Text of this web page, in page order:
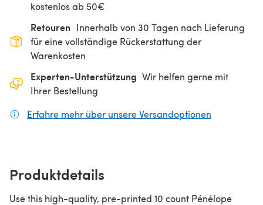
kostenlos ab 50€
Retouren Innerhalb von 30 Tagen nach Lieferung
für eine vollständige Rückerstattung der
Warenkosten
Experten-Unterstützung Wir helfen gerne mit
Ihrer Bestellung
Erfahre mehr über unsere Versandoptionen
Produktdetails
Use this high-quality, pre-printed 10 count Pénélope